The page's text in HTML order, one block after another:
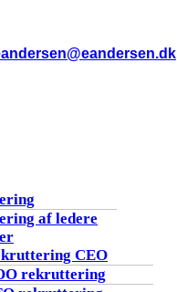
af ledere
CEO
rekruttering